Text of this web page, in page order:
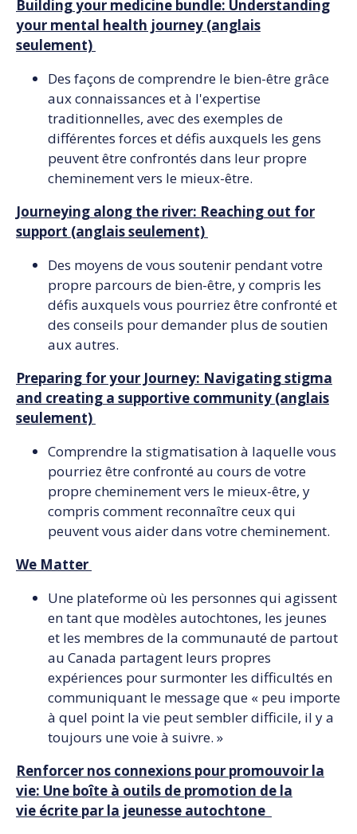
Building your medicine bundle: Understanding
your mental health journey (anglais
seulement)
Des façons de comprendre le bien-être grâce
aux connaissances et à l'expertise
traditionnelles, avec des exemples de
différentes forces et défis auxquels les gens
peuvent être confrontés dans leur propre
cheminement vers le mieux-être.
Journeying along the river: Reaching out for
support (anglais seulement)
Des moyens de vous soutenir pendant votre
propre parcours de bien-être, y compris les
défis auxquels vous pourriez être confronté et
des conseils pour demander plus de soutien
aux autres.
Preparing for your Journey: Navigating stigma
and creating a supportive community (anglais
seulement)
Comprendre la stigmatisation à laquelle vous
pourriez être confronté au cours de votre
propre cheminement vers le mieux-être, y
compris comment reconnaître ceux qui
peuvent vous aider dans votre cheminement.
We Matter
Une plateforme où les personnes qui agissent
en tant que modèles autochtones, les jeunes
et les membres de la communauté de partout
au Canada partagent leurs propres
expériences pour surmonter les difficultés en
communiquant le message que « peu importe
à quel point la vie peut sembler difficile, il y a
toujours une voie à suivre. »
Renforcer nos connexions pour promouvoir la
vie: Une boîte à outils de promotion de la
vie écrite par la jeunesse autochtone